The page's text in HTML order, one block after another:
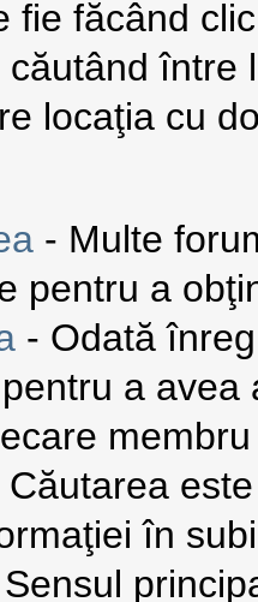
fie făcând
între
locaţia cu
- Multe
pentru a
- Odată
a avea
în